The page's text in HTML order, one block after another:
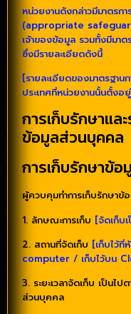
หน่วยงานดังกล่าวมีมาตร
(appropriate
เจ้าของข้อมูล รวมทั้งมีมาต
ซึ่งมีรายละเอียดดังนี้
[รายละเอียดของมาตรฐา
ประเทศที่หน่วยงานนั้นตั้งอ
การเก็บรักษาและ
ข้อมูลส่วนบุคคล
การเก็บรักษาข้
ผู้ควบคุมทำการเก็บรักษา
1. ลักษณะการเก็บ [จัดเก็บ
2. สถานที่จัดเก็บ [เก็บไว้
computer / เก็บไว้บน
3. ระยะเวลาจัดเก็บ เป็นไป
ส่วนบุคคล